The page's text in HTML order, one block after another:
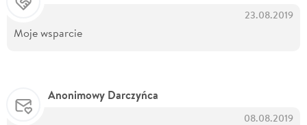
23.08.2019
Moje wsparcie
Anonimowy Darczyńca
08.08.2019